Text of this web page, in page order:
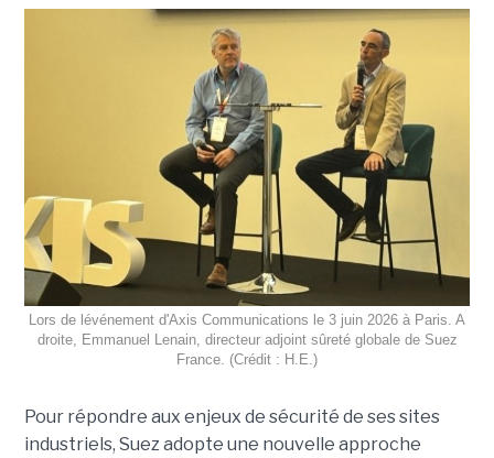
Lors de lévénement d'Axis Communications le 3 juin 2026 à Paris. A
droite, Emmanuel Lenain, directeur adjoint sûreté globale de Suez
France. (Crédit : H.E.)
Pour répondre aux enjeux de sécurité de ses sites
industriels, Suez adopte une nouvelle approche